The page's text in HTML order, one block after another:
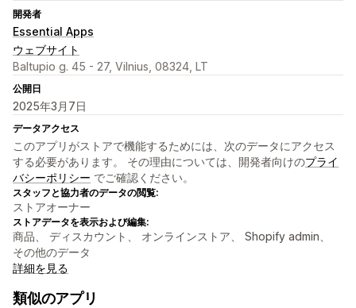
開発者
Essential Apps
ウェブサイト
Baltupio g. 45 - 27, Vilnius, 08324, LT
公開日
2025年3月7日
データアクセス
このアプリがストアで機能するためには、次のデータにアクセス
する必要があります。 その理由については、開発者向けのプライ
バシーポリシー でご確認ください。
スタッフと協力者のデータの閲覧:
ストアオーナー
ストアデータを表示および編集:
商品、 ディスカウント、 オンラインストア、 Shopify admin、
その他のデータ
詳細を見る
類似のアプリ